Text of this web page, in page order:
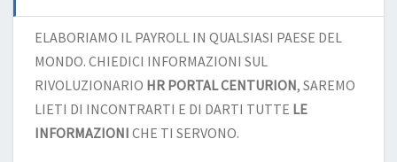
ELABORIAMO IL PAYROLL IN QUALSIASI PAESE DEL
MONDO. CHIEDICI INFORMAZIONI SUL
RIVOLUZIONARIO HR PORTAL CENTURION, SAREMO
LIETI DI INCONTRARTI E DI DARTI TUTTE LE
INFORMAZIONI CHE TI SERVONO.